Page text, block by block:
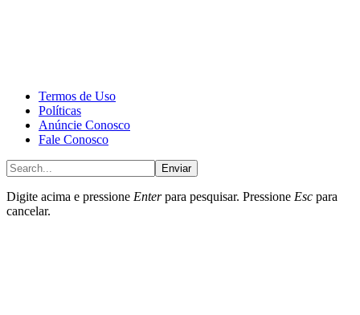
Termos de Uso
Políticas
Anúncie Conosco
Fale Conosco
Enviar
Digite acima e pressione Enterpara pesquisar. Pressione Esc para
cancelar.